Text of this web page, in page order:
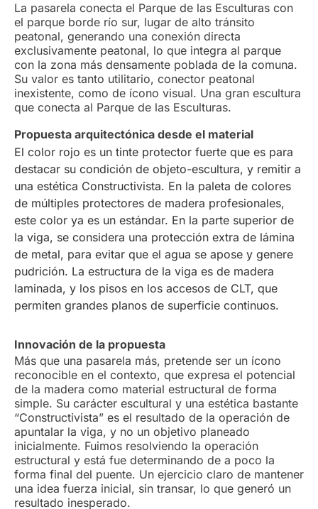
La pasarela conecta el Parque de las Esculturas con
el parque borde río sur, lugar de alto tránsito
peatonal, generando una conexión directa
exclusivamente peatonal, lo que integra al parque
con la zona más densamente poblada de la comuna.
Su valor es tanto utilitario, conector peatonal
inexistente, como de ícono visual. Una gran escultura
que conecta al Parque de las Esculturas.
Propuesta arquitectónica desde el material
El color rojo es un tinte protector fuerte que es para
destacar su condición de objeto-escultura, y remitir a
una estética Constructivista. En la paleta de colores
de múltiples protectores de madera profesionales,
este color ya es un estándar. En la parte superior de
la viga, se considera una protección extra de lámina
de metal, para evitar que el agua se apose y genere
pudrición. La estructura de la viga es de madera
laminada, y los pisos en los accesos de CLT, que
permiten grandes planos de superficie continuos.
Innovación de la propuesta
Más que una pasarela más, pretende ser un ícono
reconocible en el contexto, que expresa el potencial
de la madera como material estructural de forma
simple. Su carácter escultural y una estética bastante
“Constructivista” es el resultado de la operación de
apuntalar la viga, y no un objetivo planeado
inicialmente. Fuimos resolviendo la operación
estructural y está fue determinando de a poco la
forma final del puente. Un ejercicio claro de mantener
una idea fuerza inicial, sin transar, lo que generó un
resultado inesperado.